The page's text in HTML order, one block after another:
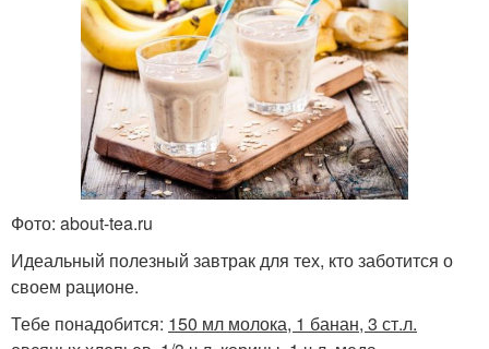
Фото: about-tea.ru
Идеальный полезный завтрак для тех, кто заботится о
своем рационе.
Тебе понадобится: 150 мл молока, 1 банан, 3 ст.л.